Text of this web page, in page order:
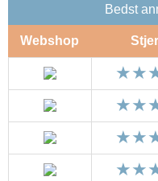
Bedst
Webshop